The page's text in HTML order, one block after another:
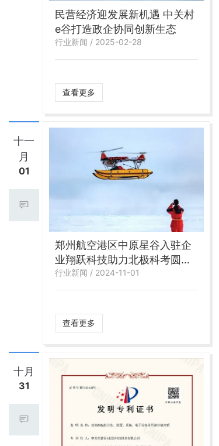
民营经济迎发展新机遇 中关村
e谷打造政企协同创新生态
行业新闻 / 2025-02-28
查看更多
十一
月
01
郑州航空港区中原星谷入驻企
业翔跃科技助力北极科考圆满
成功
行业新闻 / 2024-11-01
查看更多
十月
31